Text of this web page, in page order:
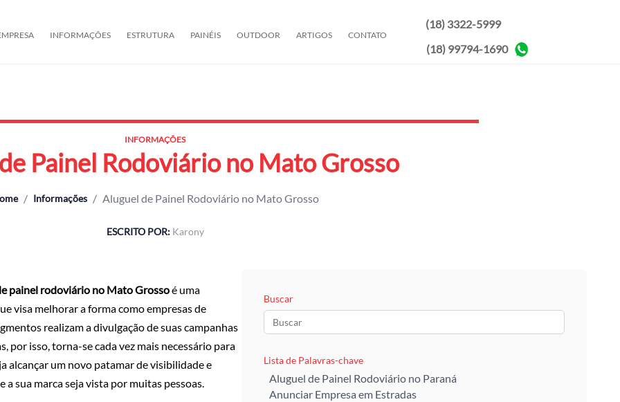
(18) 3322-5999
(18) 99794-1690
INFORMAÇÕES ESTRUTURA PAINÉIS OUTDOOR ARTIGOS CONTATO
INFORMAÇÕES
Painel Rodoviário no Mato Grosso
/ Informações / Aluguel de Painel Rodoviário no Mato Grosso
ESCRITO POR: Karony
painel rodoviário no Mato Grossoé uma
visa melhorar a forma como empresas de
realizam a divulgação de suas campanhas
por isso, torna-se cada vez mais necessário para
alcançar um novo patamar de visibilidade e
a sua marca seja vista por muitas pessoas.
Buscar
Lista de Palavras-chave
Aluguel de Painel Rodoviário no Paraná
Anunciar Empresa em Estradas